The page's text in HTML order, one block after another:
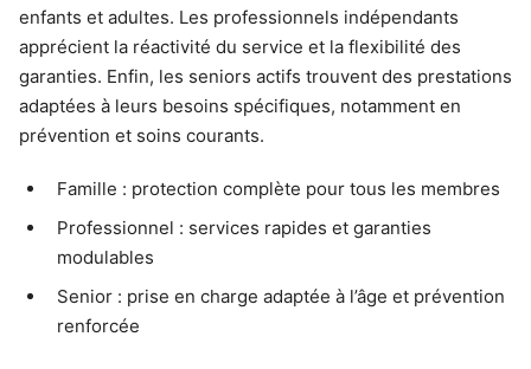
enfants et adultes. Les professionnels indépendants
apprécient la réactivité du service et la flexibilité des
garanties. Enfin, les seniors actifs trouvent des prestations
adaptées à leurs besoins spécifiques, notamment en
prévention et soins courants.
Famille : protection complète pour tous les membres
Professionnel : services rapides et garanties
modulables
Senior : prise en charge adaptée à l’âge et prévention
renforcée